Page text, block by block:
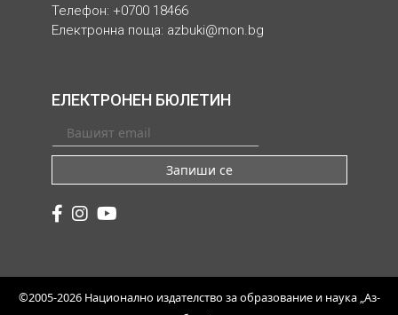
Телефон: +0700 18466
Електронна поща: azbuki@mon.bg
ЕЛЕКТРОНЕН БЮЛЕТИН
Запиши се
©2005-2026 Национално издателство за образование и наука „Аз-